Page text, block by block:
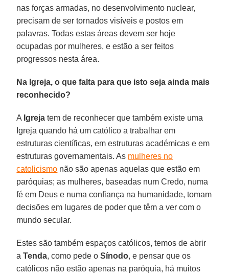
nas forças armadas, no desenvolvimento nuclear,
precisam de ser tornados visíveis e postos em
palavras. Todas estas áreas devem ser hoje
ocupadas por mulheres, e estão a ser feitos
progressos nesta área.
Na Igreja, o que falta para que isto seja ainda mais
reconhecido?
A Igreja tem de reconhecer que também existe uma
Igreja quando há um católico a trabalhar em
estruturas científicas, em estruturas académicas e em
estruturas governamentais. As mulheres no
catolicismo não são apenas aquelas que estão em
paróquias; as mulheres, baseadas num Credo, numa
fé em Deus e numa confiança na humanidade, tomam
decisões em lugares de poder que têm a ver com o
mundo secular.
Estes são também espaços católicos, temos de abrir
aTenda, como pede oSínodo, e pensar que os
católicos não estão apenas na paróquia, há muitos